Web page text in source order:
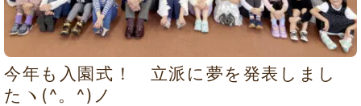
今年も入園式！ 立派に夢を発表しまし
たヽ(^。^)ノ